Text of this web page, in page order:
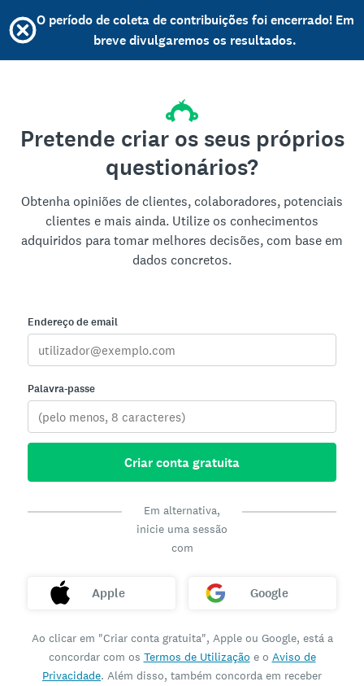
O período de coleta de contribuições foi encerrado! Em
breve divulgaremos os resultados.
Pretende criar os seus próprios
questionários?
Obtenha opiniões de clientes, colaboradores, potenciais
clientes e mais ainda. Utilize os conhecimentos
adquiridos para tomar melhores decisões, com base em
dados concretos.
Endereço de email
Palavra-passe
Criar conta gratuita
Em alternativa,
inicie uma sessão
com
Apple Google
Ao clicar em "Criar conta gratuita", Apple ou Google, está a
concordar com os Termos de Utilização e o Aviso de
Privacidade. Além disso, também concorda em receber